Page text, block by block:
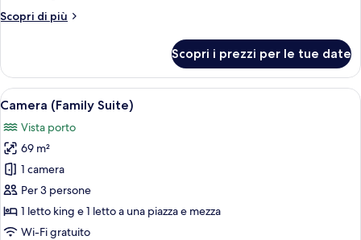
Scopri di più
Altri
Room
Pool
Access
Scopri i prezzi per le tue date
Apri
tutte
le
foto
per
Camera
(Family
Suite)
Una camera d'albergo moderna con
10
Camera (Family Suite)
Vista porto
69 m²
1 camera
Per 3 persone
1 letto king e 1 letto a una piazza e mezza
Wi-Fi gratuito